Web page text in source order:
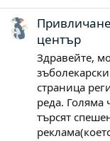
център
Здравейте,
страница
реда. Голяма
търсят